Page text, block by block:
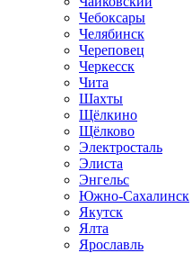
Чебоксары
Челябинск
Череповец
Черкесск
Чита
Шахты
Щёлкино
Щёлково
Электросталь
Элиста
Энгельс
Южно-Сахалинск
Якутск
Ялта
Ярославль